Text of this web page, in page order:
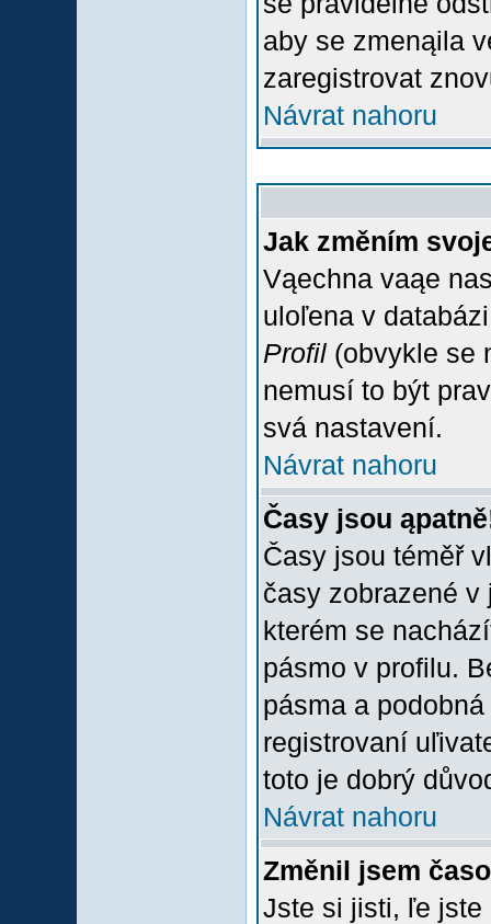
aby se zmenąila
zaregistrovat
Návrat nahoru
Jak změním
Vąechna vaąe
uloľena v
Profil (obvykle se
nemusí to být
svá nastavení.
Návrat nahoru
Časy jsou
Časy jsou téměř
časy zobrazené
kterém se
pásmo v profilu.
pásma a
registrovaní
toto je dobrý
Návrat nahoru
Změnil jsem
Jste si jisti, ľe jste